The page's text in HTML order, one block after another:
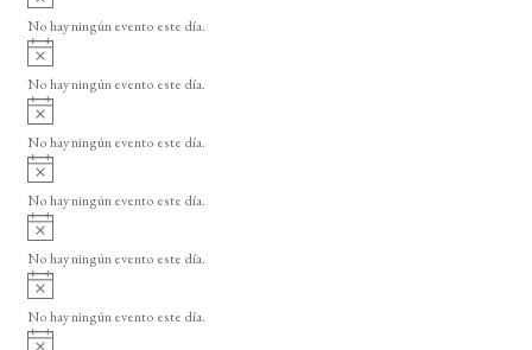
v
i
o
No hay ningún evento este día.
A
v
i
o
No hay ningún evento este día.
A
v
i
o
No hay ningún evento este día.
A
v
i
o
No hay ningún evento este día.
A
v
i
o
No hay ningún evento este día.
A
v
i
No hay ningún evento este día.
A